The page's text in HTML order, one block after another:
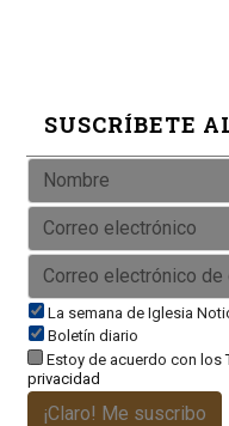
SUSCRÍBETE
La semana de Iglesia
Boletín diario
Estoy de acuerdo con los
privacidad
¡Claro! Me suscribo